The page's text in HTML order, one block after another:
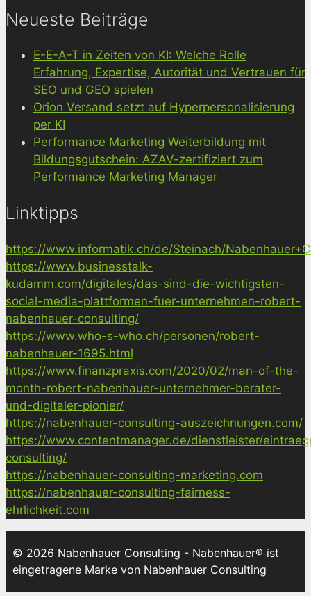
Neueste Beiträge
E-E-A-T in Zeiten von KI: Welche Rolle
Erfahrung, Expertise, Autorität und Vertrauen für
SEO und GEO spielen
Orion Versand setzt auf Hyperpersonalisierung
per KI
Performance Marketing Weiterbildung mit
Bildungsgutschein: AZAV-zertifiziert zum
Performance Marketing Manager
Linktipps
https://www.informatik.ch/de/Steinach/
https://www.businesstalk-
kudamm.com/digitales/das-sind-die-wichtigsten-
social-media-plattformen-fuer-unternehmen-robert-
nabenhauer-consulting/
https://www.who-s-who.ch/personen/robert-
nabenhauer-1695.html
https://www.finanzpraxis.com/2020/02/man-of-the-
month-robert-nabenhauer-unternehmer-berater-
und-digitaler-pionier/
https://nabenhauer-consulting-auszeichnungen.com/
https://www.contentmanager.de/dienstleister/
consulting/
https://nabenhauer-consulting-marketing.com
https://nabenhauer-consulting-fairness-
ehrlichkeit.com
© 2026 Nabenhauer Consulting - Nabenhauer® ist
eingetragene Marke von Nabenhauer Consulting